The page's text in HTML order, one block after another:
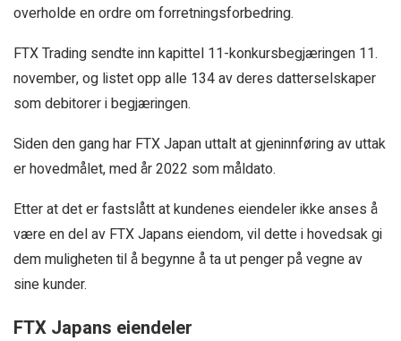
overholde en ordre om forretningsforbedring.
FTX Trading sendte inn kapittel 11-konkursbegjæringen 11.
november, og listet opp alle 134 av deres datterselskaper
som debitorer i begjæringen.
Siden den gang har FTX Japan uttalt at gjeninnføring av uttak
er hovedmålet, med år 2022 som måldato.
Etter at det er fastslått at kundenes eiendeler ikke anses å
være en del av FTX Japans eiendom, vil dette i hovedsak gi
dem muligheten til å begynne å ta ut penger på vegne av
sine kunder.
FTX Japans eiendeler